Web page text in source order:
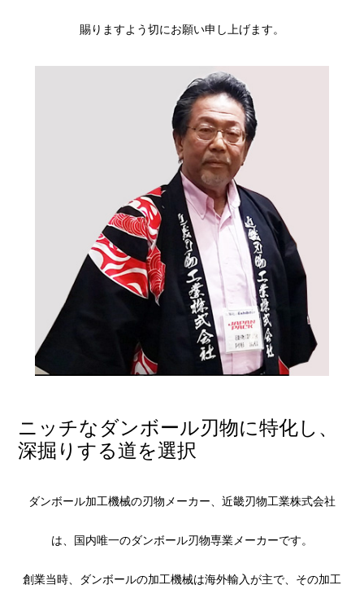
賜りますよう切にお願い申し上げます。
ニッチなダンボール刃物に特化し、
深掘りする道を選択
ダンボール加工機械の刃物メーカー、近畿刃物工業株式会社
は、国内唯一のダンボール刃物専業メーカーです。
創業当時、ダンボールの加工機械は海外輸入が主で、その加工